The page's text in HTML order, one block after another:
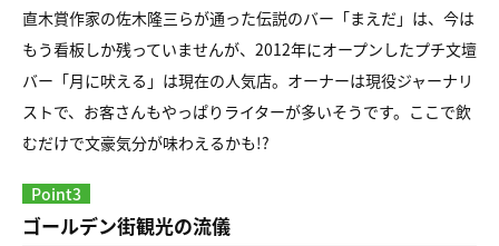
直木賞作家の佐木隆三らが通った伝説のバー「まえだ」は、今は
もう看板しか残っていませんが、2012年にオープンしたプチ文壇
バー「月に吠える」は現在の人気店。オーナーは現役ジャーナリ
ストで、お客さんもやっぱりライターが多いそうです。ここで飲
むだけで文豪気分が味わえるかも!?
Point3
ゴールデン街観光の流儀